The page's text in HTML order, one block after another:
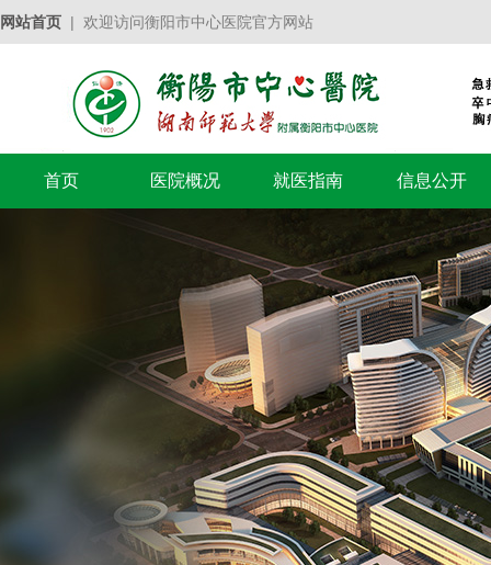
网站首页 | 欢迎访问衡阳市中心医院官方网站
首页 医院概况 就医指南 信息公开